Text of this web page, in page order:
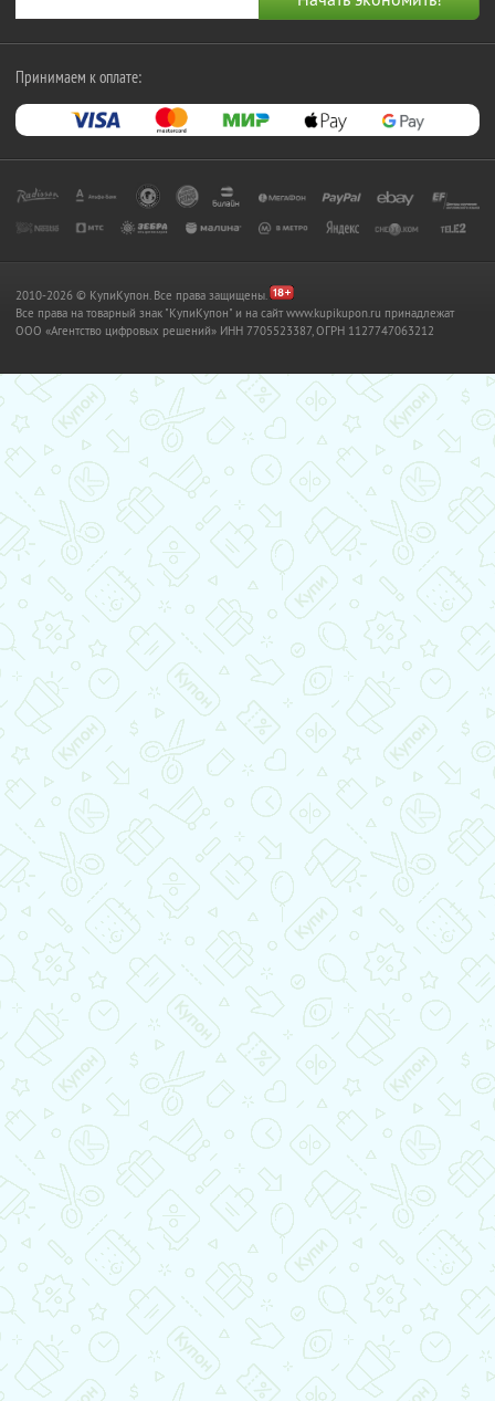
Принимаем к оплате:
2010-2026 © КупиКупон. Все права защищены.
Все права на товарный знак "КупиКупон" и на сайт www.kupikupon.ru принадлежат
OOO «Агентство цифровых решений» ИНН 7705523387, ОГРН 1127747063212